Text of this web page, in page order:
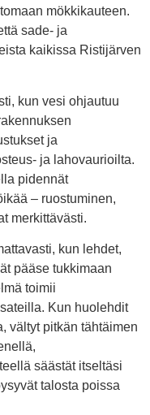
mökkikauteen.
sade- ja
kaikissa Ristijärven
kun vesi ohjautuu
ja
ja lahovaurioilta.
pidennät
– ruostuminen,
merkittävästi.
kun lehdet,
pääse tukkimaan
toimii
Kun huolehdit
vältyt pitkän tähtäimen
säästät itseltäsi
talosta poissa